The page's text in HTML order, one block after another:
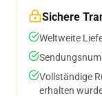
Sichere
Weltweite
Vollständige
erhalten